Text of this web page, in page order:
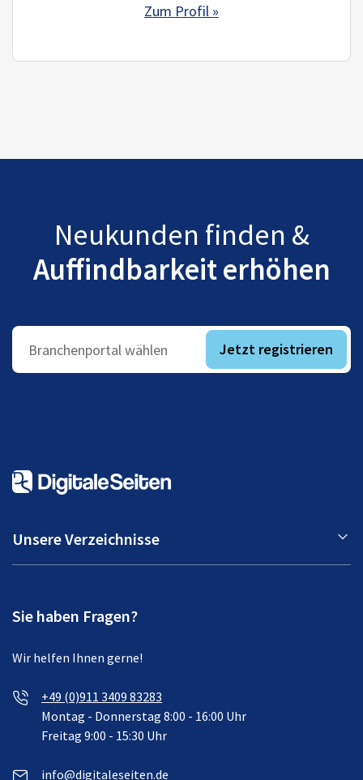
Zum Profil »
Neukunden finden &
Auffindbarkeit erhöhen
Branchenportal wählen Jetzt registrieren
Unsere Verzeichnisse
Sie haben Fragen?
Wir helfen Ihnen gerne!
+49 (0)911 3409 83283
Montag - Donnerstag 8:00 - 16:00 Uhr
Freitag 9:00 - 15:30 Uhr
info@digitaleseiten.de